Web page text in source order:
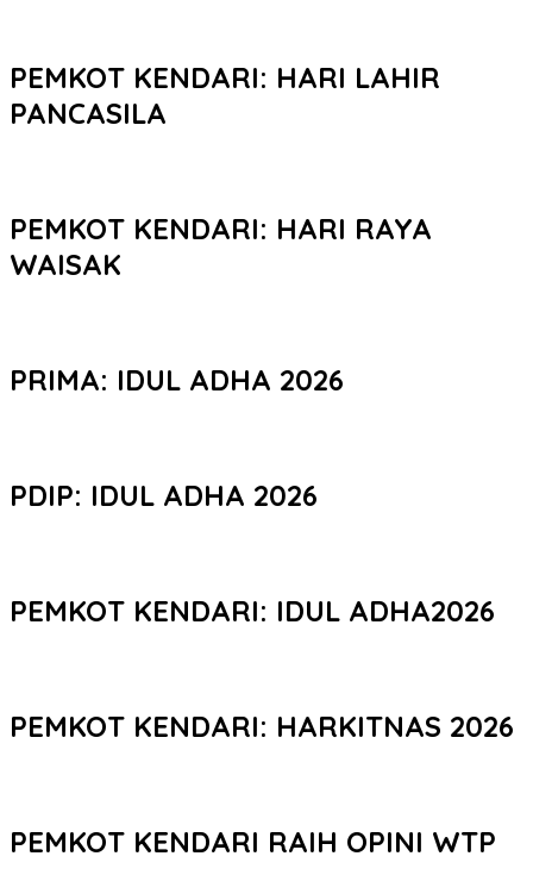
PEMKOT KENDARI: HARI LAHIR
PANCASILA
PEMKOT KENDARI: HARI RAYA
WAISAK
PRIMA: IDUL ADHA 2026
PDIP: IDUL ADHA 2026
PEMKOT KENDARI: IDUL ADHA2026
PEMKOT KENDARI: HARKITNAS 2026
PEMKOT KENDARI RAIH OPINI WTP